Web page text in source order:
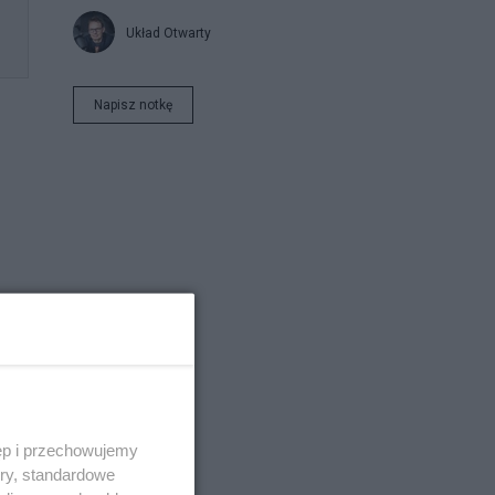
Układ Otwarty
Napisz notkę
i przechowujemy
standardowe